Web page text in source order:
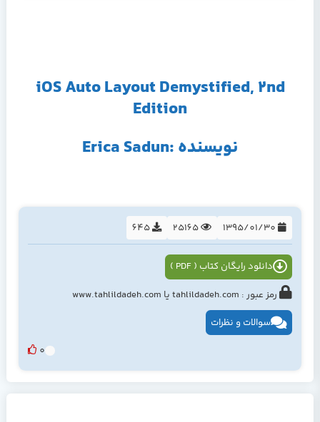
iOS Auto Layout Demystified, 2nd
Edition
نویسنده :Erica Sadun
25165
645
دانلود رایگان کتاب ( PDF )
رمز عبور : tahlildadeh.com یا www.tahlildadeh.com
سوالات و نظرات
0